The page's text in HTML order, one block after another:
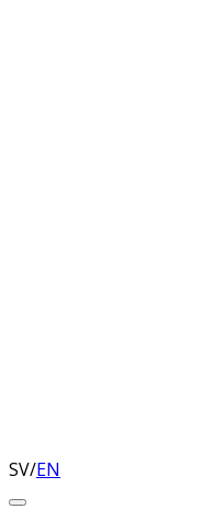
SV/EN